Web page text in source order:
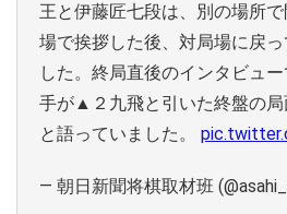
王と伊藤匠七段は、別の場所
場で挨拶した後、対局場に戻
した。終局直後のインタビュ
手が▲２九飛と引いた終盤の局
と語っていました。
— 朝日新聞将棋取材班